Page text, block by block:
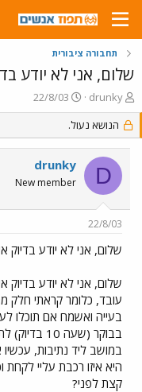
תחבורה ציבורית
שלום, אני לא יודע
פ
ו
ת
ח
נ
ו
א
drunky
פ
ו
ר
ס
ב
ת
ר
22/8/03
הנושא נעול.
D
drunky
New member
22/8/03
שלום, אני לא יודע בדיוק
שלום, אני לא יודע בדיוק
עובד, כלומר קראתי חלק
בעייה ואשמח אם תוכלו
בבוקר
במושב ליד נתיבות,
היא איזו רכבת עליי
קצת לפני?